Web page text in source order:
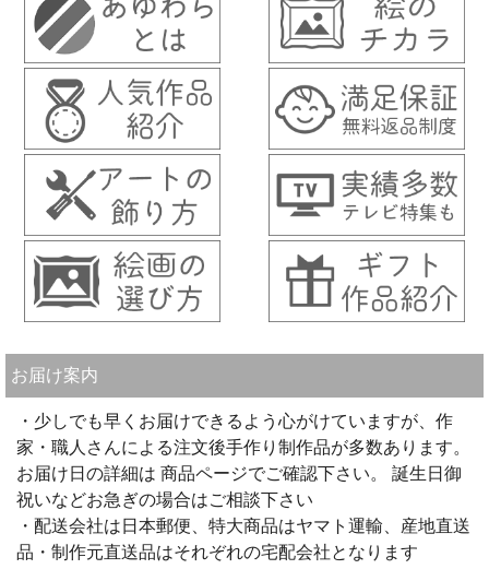
お届け案内
・少しでも早くお届けできるよう心がけていますが、作
家・職人さんによる注文後手作り制作品が多数あります。
お届け日の詳細は 商品ページでご確認下さい。 誕生日御
祝いなどお急ぎの場合はご相談下さい
・配送会社は日本郵便、特大商品はヤマト運輸、産地直送
品・制作元直送品はそれぞれの宅配会社となります